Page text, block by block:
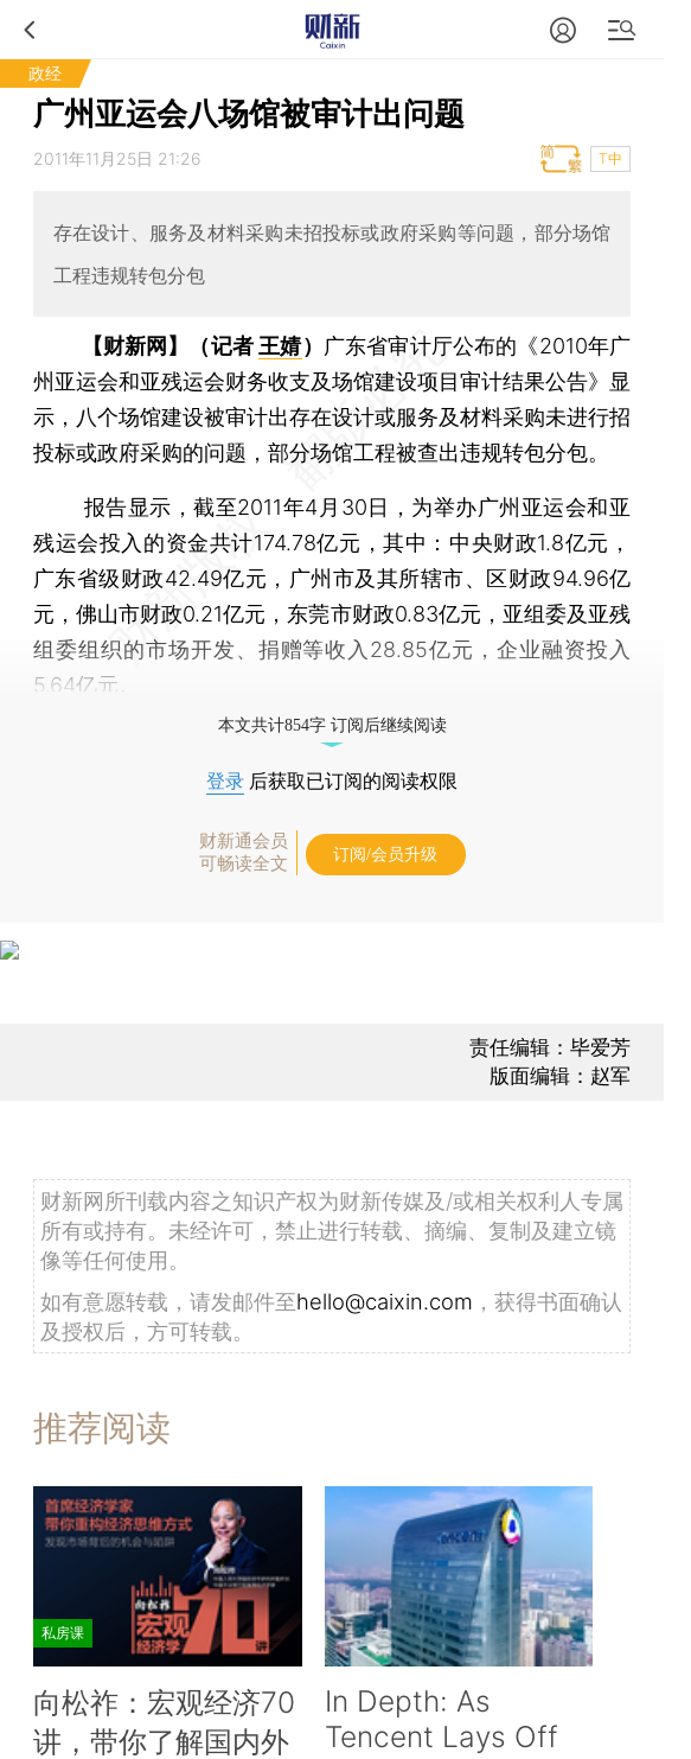
政经
广州亚运会八场馆被审计出问题
2011年11月25日 21:26 T中
存在设计、服务及材料采购未招投标或政府采购等问题，部分场馆
工程违规转包分包
【财新网】（记者 王婧）
广东省审计厅公布的《2010年广
州亚运会和亚残运会财务收支及场馆建设项目审计结果公告》显
示，八个场馆建设被审计出存在设计或服务及材料采购未进行招
投标或政府采购的问题，部分场馆工程被查出违规转包分包。
报告显示，截至2011年4月30日，为举办广州亚运会和亚
残运会投入的资金共计174.78亿元，其中：中央财政1.8亿元，
广东省级财政42.49亿元，广州市及其所辖市、区财政94.96亿
元，佛山市财政0.21亿元，东莞市财政0.83亿元，亚组委及亚残
组委组织的市场开发、捐赠等收入28.85亿元，企业融资投入
5.64亿元。
本文共计854字 订阅后继续阅读
登录 后获取已订阅的阅读权限
财新通会员
可畅读全文
订阅/会员升级
责任编辑：毕爱芳
版面编辑：赵军
财新网所刊载内容之知识产权为财新传媒及/或相关权利人专属
所有或持有。未经许可，禁止进行转载、摘编、复制及建立镜
像等任何使用。
如有意愿转载，请发邮件至hello@caixin.com ，获得书面确认
及授权后，方可转载。
推荐阅读
私房课
向松祚：宏观经济70
讲，带你了解国内外
In Depth: As
Tencent Lays Off